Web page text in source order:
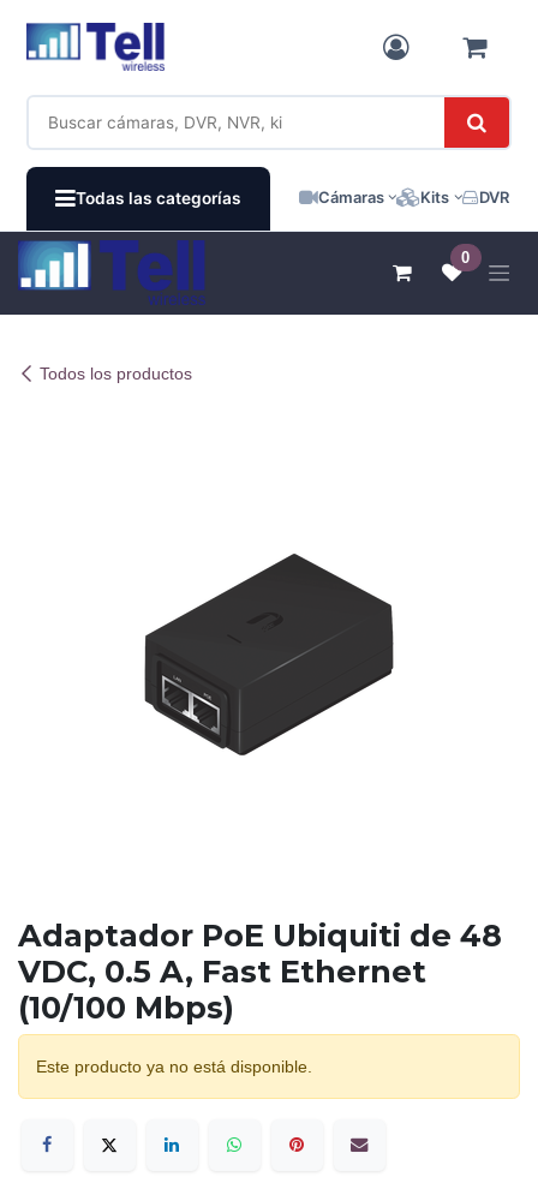
Todas las categorías Cámaras Kits DVR /
0
Todos los productos
Adaptador PoE Ubiquiti de 48
VDC, 0.5 A, Fast Ethernet
(10/100 Mbps)
Este producto ya no está disponible.